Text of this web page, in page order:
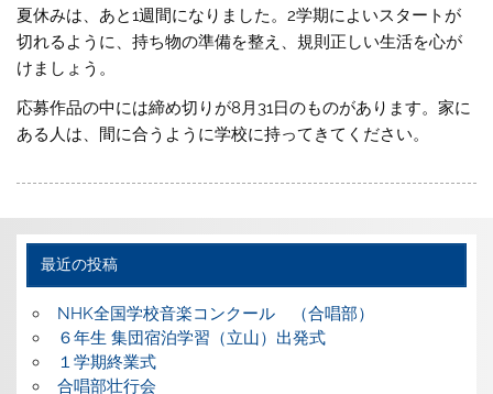
夏休みは、あと1週間になりました。2学期によいスタートが
切れるように、持ち物の準備を整え、規則正しい生活を心が
けましょう。
応募作品の中には締め切りが8月31日のものがあります。家に
ある人は、間に合うように学校に持ってきてください。
最近の投稿
NHK全国学校音楽コンクール （合唱部）
６年生 集団宿泊学習（立山）出発式
１学期終業式
合唱部壮行会